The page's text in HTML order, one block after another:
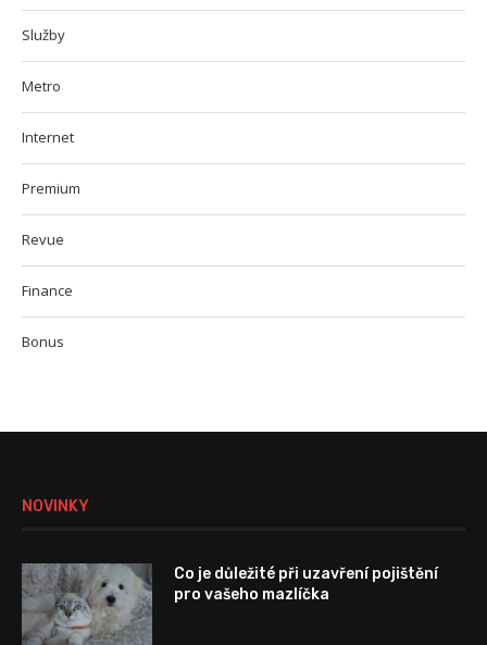
Služby
Metro
Internet
Premium
Revue
Finance
Bonus
NOVINKY
Co je důležité při uzavření pojištění
pro vašeho mazlíčka